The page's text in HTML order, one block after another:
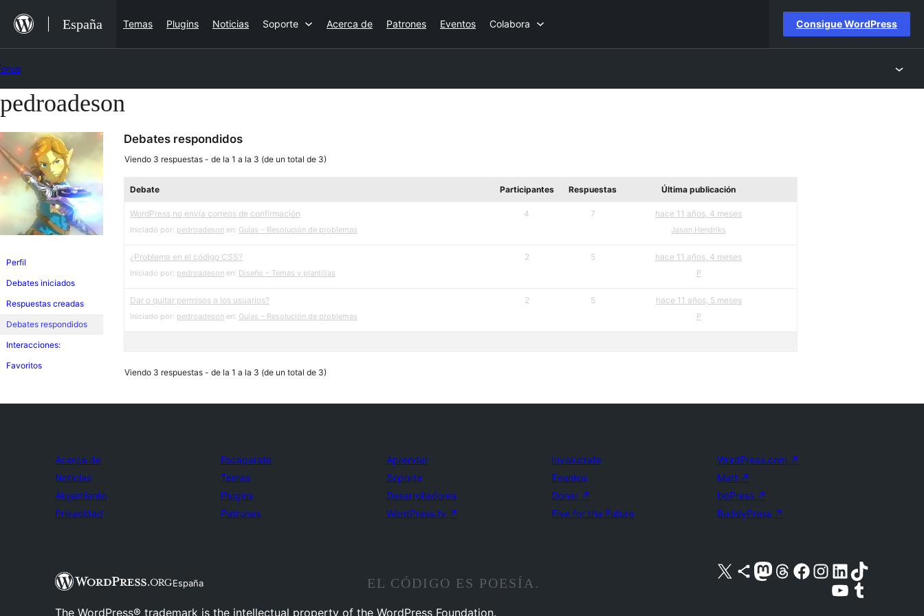
contenido
España Temas Plugins Noticias Soporte Acerca de Patrones Eventos Colabora Consigue WordPress
Saltar
al
contenido
pedroadeson
Perfil
Debates iniciados
Respuestas creadas
Debates respondidos
Interacciones:
Favoritos
Debates respondidos
Viendo 3 respuestas - de la 1 a la 3 (de un total de 3)
Debate Participantes Respuestas Última publicación
WordPress no envía correos de confirmación
Iniciado por: pedroadeson en: Guías – Resolución de problemas
4 7 hace 11 años, 4 meses
Jason Hendriks
¿Problema en el código CSS?
Iniciado por: pedroadeson en: Diseño – Temas y plantillas
2 5 hace 11 años, 4 meses
P
Dar o quitar permisos a los usuarios?
Iniciado por: pedroadeson en: Guías – Resolución de problemas
2 5 hace 11 años, 5 meses
P
Viendo 3 respuestas - de la 1 a la 3 (de un total de 3)
Acerca de
Noticias
Alojamiento
Privacidad
Escaparate
Temas
Plugins
Patrones
Aprender
Soporte
Desarrolladores
WordPress.tv ↗
Involúcrate
Eventos
Donar ↗
Five for the Future
WordPress.com ↗
Matt ↗
bbPress ↗
BuddyPress ↗
España
Visita nuestra cuenta de X (anteriormente Twitter)
Visita nuestra cuenta de Bluesky
Visita nuestra cuenta de Mastodon
Visita nuestra cuenta de Threads
Visita nuestra página de Facebook
Visita nuestra cuenta de Instagram
Visita nuestra cuenta de LinkedIn
Visita nuestra cuenta de TikTok
Visita nuestro canal de YouTube
Visita nuestra cuenta de Tumblr
EL CÓDIGO ES POESÍA.
The WordPress® trademark is the intellectual property of the WordPress Foundation.